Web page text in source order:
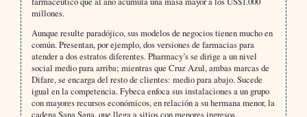
millones.
Aunque resulte paradójico, sus modelos de negocios tienen mucho en
común. Presentan, por ejemplo, dos versiones de farmacias para
atender a dos estratos diferentes. Pharmacy’s se dirige a un nivel
social medio para arriba; mientras que Cruz Azul, ambas marcas de
Difare, se encarga del resto de clientes: medio para abajo. Sucede
igual en la competencia. Fybeca enfoca sus instalaciones a un grupo
con mayores recursos económicos, en relación a su hermana menor, la
cadena Sana Sana, que llega a sitios con menores ingresos.